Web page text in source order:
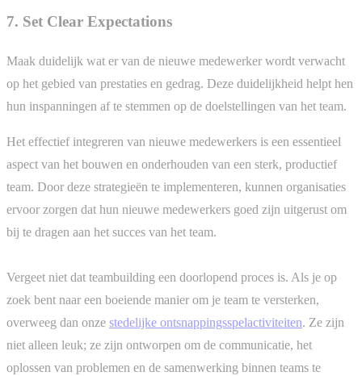
7. Set Clear Expectations
Maak duidelijk wat er van de nieuwe medewerker wordt verwacht
op het gebied van prestaties en gedrag. Deze duidelijkheid helpt hen
hun inspanningen af te stemmen op de doelstellingen van het team.
Het effectief integreren van nieuwe medewerkers is een essentieel
aspect van het bouwen en onderhouden van een sterk, productief
team. Door deze strategieën te implementeren, kunnen organisaties
ervoor zorgen dat hun nieuwe medewerkers goed zijn uitgerust om
bij te dragen aan het succes van het team.
Vergeet niet dat teambuilding een doorlopend proces is. Als je op
zoek bent naar een boeiende manier om je team te versterken,
overweeg dan onze stedelijke ontsnappingsspelactiviteiten. Ze zijn
niet alleen leuk; ze zijn ontworpen om de communicatie, het
oplossen van problemen en de samenwerking binnen teams te